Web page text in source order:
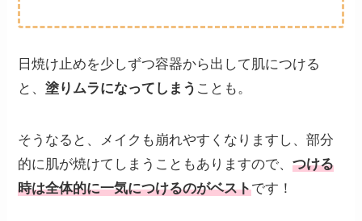
日焼け止めを少しずつ容器から出して肌につける
と、塗りムラになってしまう ことも。
そうなると、メイクも崩れやすくなりますし、部分
的に肌が焼けてしまうこともありますので、つける
時は全体的に一気につけるのがベストです！